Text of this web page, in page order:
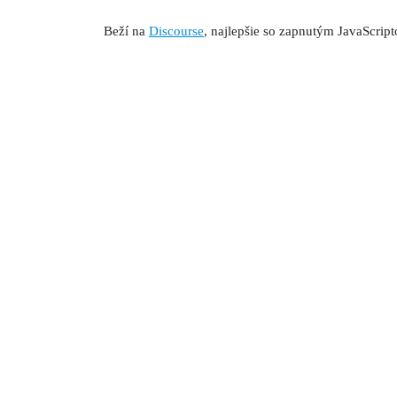
Beží na Discourse, najlepšie so zapnutým